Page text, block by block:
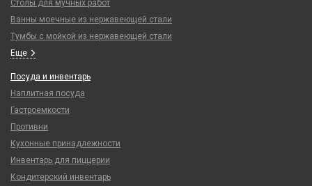
Столы для мучных работ
Ванны моечные из нержавеющей стали
Тумбы с мойкой из нержавеющей стали
Еще
Посуда и инвентарь
Наплитная посуда
Гастроемкости
Противни
Кухонные принадлежности
Инвентарь для пиццерии
Кондитерский инвентарь